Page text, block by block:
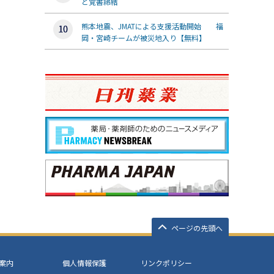
熊本地震、JMATによる支援活動開始 福
岡・宮崎チームが被災地入り【無料】
ページの先頭へ
内 個人情報保護
リンクポリシー